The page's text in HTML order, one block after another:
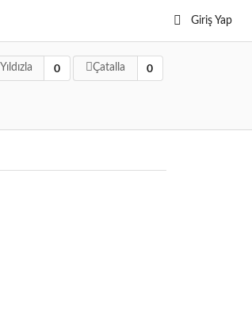
Giriş Yap
Yıldızla 0 Çatalla 0